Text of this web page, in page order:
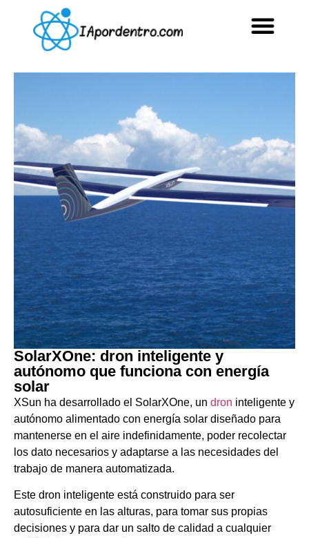
SolarXOne: dron inteligente y
autónomo que funciona con energía
solar
XSun ha desarrollado el SolarXOne, un dron inteligente y
autónomo alimentado con energía solar diseñado para
mantenerse en el aire indefinidamente, poder recolectar
los dato necesarios y adaptarse a las necesidades del
trabajo de manera automatizada.
Este dron inteligente está construido para ser
autosuficiente en las alturas, para tomar sus propias
decisiones y para dar un salto de calidad a cualquier